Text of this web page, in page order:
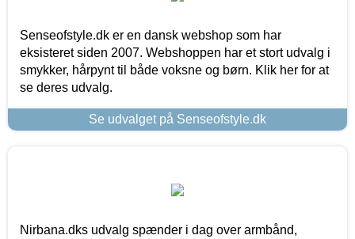
Senseofstyle.dk er en dansk webshop som har
eksisteret siden 2007. Webshoppen har et stort udvalg i
smykker, hårpynt til både voksne og børn. Klik her for at
se deres udvalg.
Se udvalget på Senseofstyle.dk
Nirbana.dks udvalg spænder i dag over armbånd,